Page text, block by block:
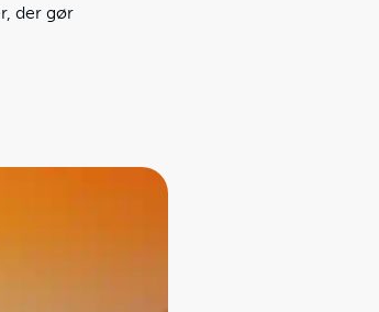
der gør